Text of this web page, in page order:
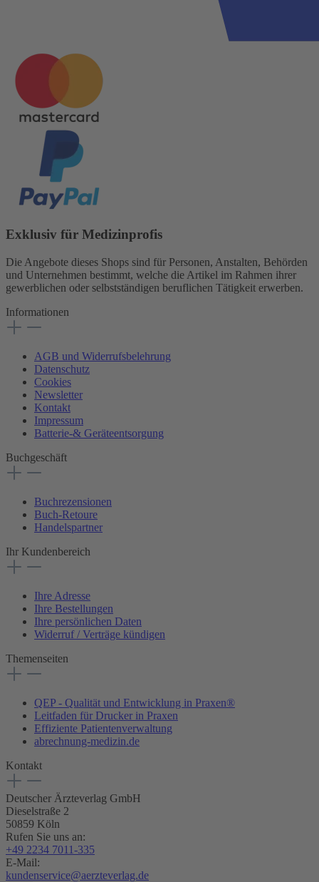
Exklusiv für Medizinprofis
Die Angebote dieses Shops sind für Personen, Anstalten, Behörden
und Unternehmen bestimmt, welche die Artikel im Rahmen ihrer
gewerblichen oder selbstständigen beruflichen Tätigkeit erwerben.
Informationen
AGB und Widerrufsbelehrung
Datenschutz
Cookies
Newsletter
Kontakt
Impressum
Batterie-& Geräteentsorgung
Buchgeschäft
Buchrezensionen
Buch-Retoure
Handelspartner
Ihr Kundenbereich
Ihre Adresse
Ihre Bestellungen
Ihre persönlichen Daten
Widerruf / Verträge kündigen
Themenseiten
QEP - Qualität und Entwicklung in Praxen®
Leitfaden für Drucker in Praxen
Effiziente Patientenverwaltung
abrechnung-medizin.de
Kontakt
Deutscher Ärzteverlag GmbH
Dieselstraße 2
50859 Köln
Rufen Sie uns an:
+49 2234 7011-335
E-Mail:
kundenservice@aerzteverlag.de